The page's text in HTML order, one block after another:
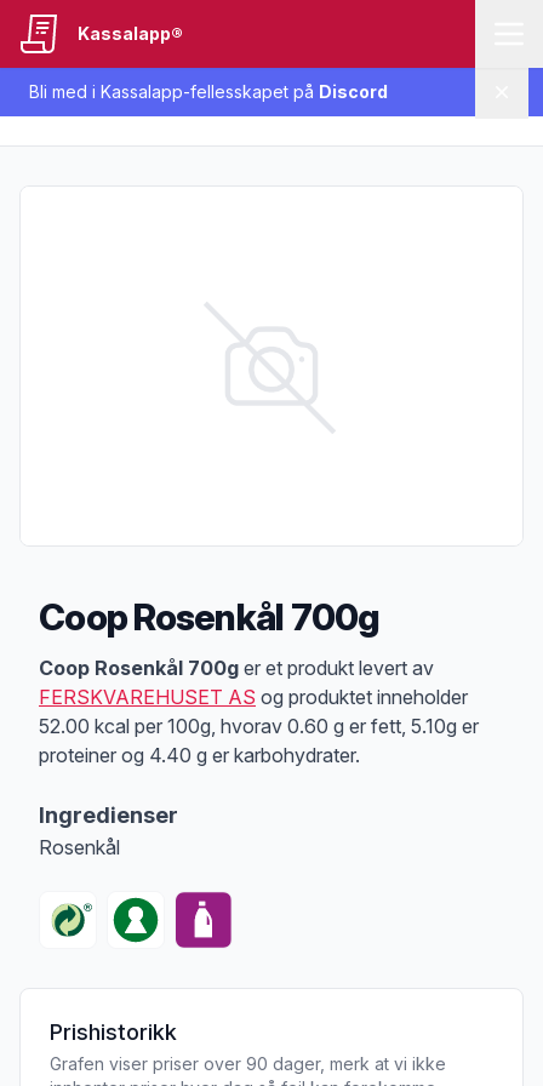
Bli med i Kassalapp-fellesskapet på Discord
Kassalapp®
Coop Rosenkål 700g
Produktbeskrivelse
Coop Rosenkål 700g er et produkt levert av
FERSKVAREHUSET AS og produktet inneholder
52.00 kcal per 100g, hvorav 0.60 g er fett, 5.10g er
proteiner og 4.40 g er karbohydrater.
Ingredienser
Rosenkål
Prishistorikk
Grafen viser priser over 90 dager, merk at vi ikke